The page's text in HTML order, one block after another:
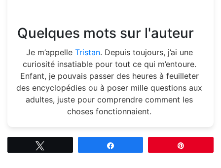
Quelques mots sur l'auteur
Je m’appelle Tristan. Depuis toujours, j’ai une
curiosité insatiable pour tout ce qui m’entoure.
Enfant, je pouvais passer des heures à feuilleter
des encyclopédies ou à poser mille questions aux
adultes, juste pour comprendre comment les
choses fonctionnaient.